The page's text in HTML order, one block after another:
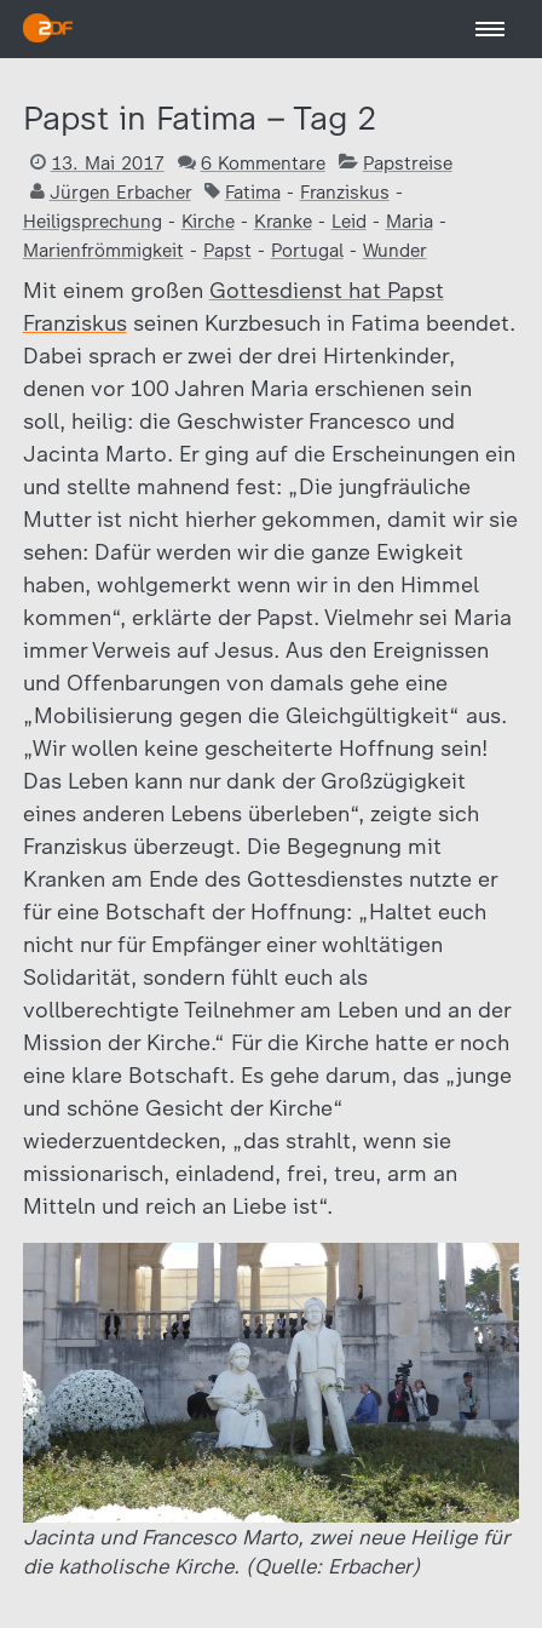
Papst in Fatima – Tag 2
13. Mai 2017 6 Kommentare
Papstreise
Jürgen Erbacher
Fatima- Franziskus -
Heiligsprechung - Kirche- Kranke- Leid - Maria-
Marienfrömmigkeit - Papst - Portugal- Wunder
Mit einem großen Gottesdienst hat Papst
Franziskusseinen Kurzbesuch in Fatima beendet.
Dabei sprach er zwei der drei Hirtenkinder,
denen vor 100 Jahren Maria erschienen sein
soll, heilig: die Geschwister Francesco und
Jacinta Marto. Er ging auf die Erscheinungen ein
und stellte mahnend fest: „Die jungfräuliche
Mutter ist nicht hierher gekommen, damit wir sie
sehen: Dafür werden wir die ganze Ewigkeit
haben, wohlgemerkt wenn wir in den Himmel
kommen“, erklärte der Papst. Vielmehr sei Maria
immer Verweis auf Jesus. Aus den Ereignissen
und Offenbarungen von damals gehe eine
„Mobilisierung gegen die Gleichgültigkeit“ aus.
„Wir wollen keine gescheiterte Hoffnung sein!
Das Leben kann nur dank der Großzügigkeit
eines anderen Lebens überleben“, zeigte sich
Franziskus überzeugt. Die Begegnung mit
Kranken am Ende des Gottesdienstes nutzte er
für eine Botschaft der Hoffnung: „Haltet euch
nicht nur für Empfänger einer wohltätigen
Solidarität, sondern fühlt euch als
vollberechtigte Teilnehmer am Leben und an der
Mission der Kirche.“ Für die Kirche hatte er noch
eine klare Botschaft. Es gehe darum, das „junge
und schöne Gesicht der Kirche“
wiederzuentdecken, „das strahlt, wenn sie
missionarisch, einladend, frei, treu, arm an
Mitteln und reich an Liebe ist“.
Jacinta und Francesco Marto, zwei neue Heilige für
die katholische Kirche. (Quelle: Erbacher)